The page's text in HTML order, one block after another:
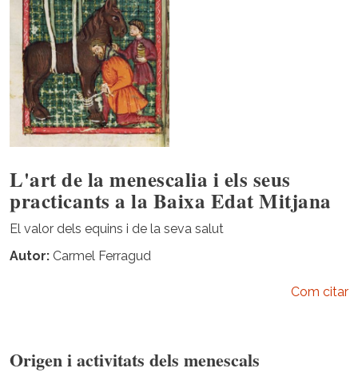
L'art de la menescalia i els seus
practicants a la Baixa Edat Mitjana
El valor dels equins i de la seva salut
Autor Carmel Ferragud
Com citar
Origen i activitats dels menescals